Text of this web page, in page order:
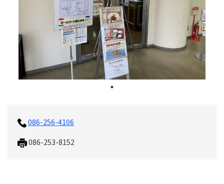
086-256-4106
086-253-8152